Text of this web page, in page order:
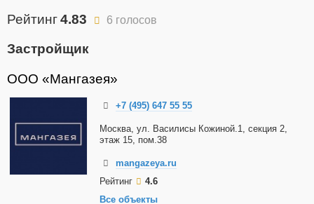
Рейтинг4.83 6 голосов
Застройщик
ООО «Мангазея»
+7 (495) 647 55 55
Москва, ул. Василисы Кожиной.1, секция 2,
этаж 15, пом.38
mangazeya.ru
Рейтинг
4.6
Все объекты